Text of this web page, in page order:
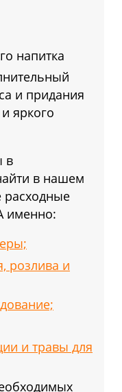
напитка
и придания
яркого
в
в нашем
расходные
именно:
розлива и
и травы для